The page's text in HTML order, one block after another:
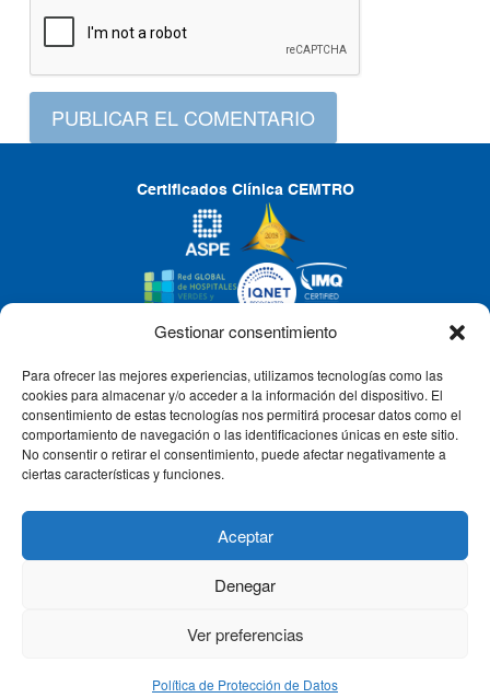
Gestionar consentimiento
Para ofrecer las mejores experiencias, utilizamos tecnologías como las
cookies para almacenar y/o acceder a la información del dispositivo. El
consentimiento de estas tecnologías nos permitirá procesar datos como el
comportamiento de navegación o las identificaciones únicas en este sitio.
No consentir o retirar el consentimiento, puede afectar negativamente a
ciertas características y funciones.
Aceptar
Denegar
Ver preferencias
Política de Protección de Datos
PUBLICAR EL COMENTARIO
Certificados Clínica CEMTRO
CLÍNICA CEMTRO
QUIÉNES SOMOS